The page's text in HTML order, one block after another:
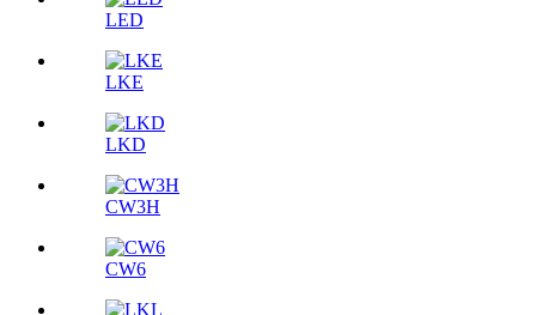
LED
LKE
LKD
CW3H
CW6